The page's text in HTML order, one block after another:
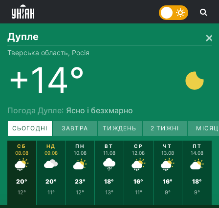
Дупле
Тверська область, Росія
+14°
Погода Дупле: Ясно і безхмарно
СЬОГОДНІ ЗАВТРА ТИЖДЕНЬ 2 ТИЖНІ
СБ
08.08
20°
12°
НД
09.08
20°
11°
ПН
10.08
23°
12°
ВТ
11.08
18°
13°
СР
12.08
16°
11°
ЧТ
13.08
16°
9°
ПТ
14.08
18°
9°